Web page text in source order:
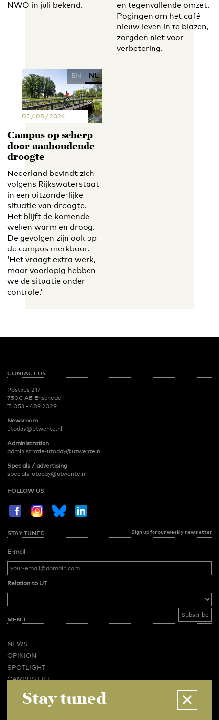
NWO in juli bekend.
en tegenvallende omzet.
Pogingen om het café
nieuw leven in te blazen,
zorgden niet voor
verbetering.
EN NL
05 / 08 / 2026
Campus op scherp
door aanhoudende
droogte
Nederland bevindt zich
volgens Rijkswaterstaat
in een uitzonderlijke
situatie van droogte.
Het blijft de komende
weken warm en droog.
De gevolgen zijn ook op
de campus merkbaar.
‘Het vraagt extra werk,
maar voorlopig hebben
we de situatie onder
controle.’
CONTACT US
Postbus 217
7500 AE Enschede
T: 053 - 489 2029
Newsroom
utoday@utwente.nl
Administration
administratie-utoday@utwente.nl
Specials / advertising
specials-utoday@utwente.nl
FOLLOW US
STAY TUNED Sign up for our weekly newsletter
E-mail
Relation to UT
MENU
NEWS
OPINION
SPOTLIGHT
CAMPUS LIFE
VIDEOStay tuned